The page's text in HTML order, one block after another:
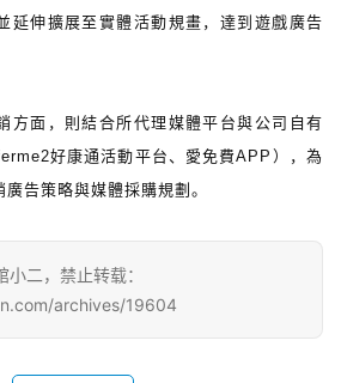
延伸擴展至實體活動規畫，達到遊戲廣告
方面，則結合所代理媒體平台與公司自有
好康通活動平台、愛免費APP），為
告策略與媒體採購規劃。
二，禁止转载：
archives/19604